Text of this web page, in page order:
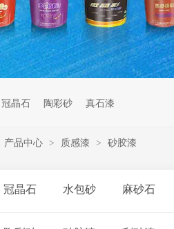
冠晶石 陶彩砂 真石漆
产品中心 > 质感漆 > 砂胶漆
冠晶石 水包砂 麻砂石